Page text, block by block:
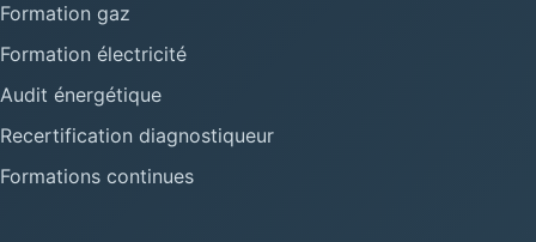
Formation gaz
Formation électricité
Audit énergétique
Recertification diagnostiqueur
Formations continues